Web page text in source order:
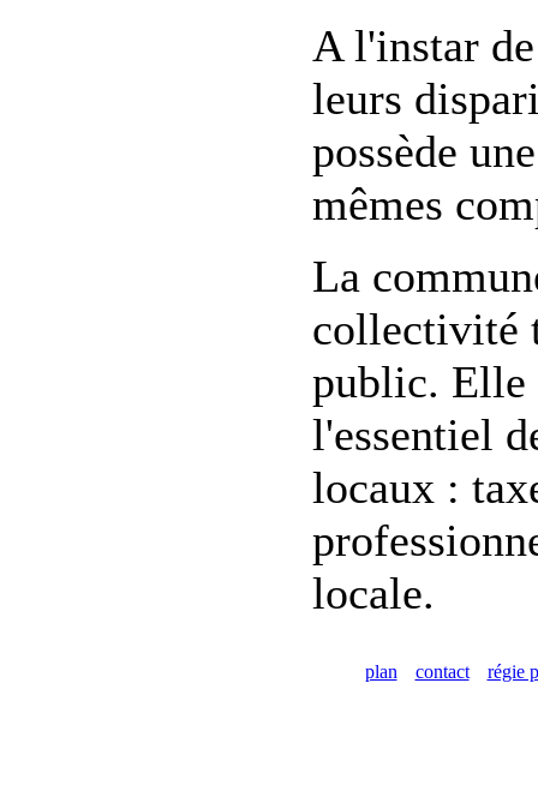
A l'instar
leurs
possède
mêmes
La
collectivité
public. Elle
l'essentiel
locaux :
locale.
plan contact régie